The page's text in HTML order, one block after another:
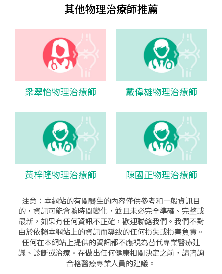
其他物理治療師推薦
梁翠怡物理治療師 戴偉雄物理治療師
黃梓隆物理治療師 陳國正物理治療師
注意：本網站的有關醫生的內容僅供參考和一般資訊目
的，資訊可能會隨時間變化，並且未必完全準確、完整或
最新，如果有任何資訊不正確，歡迎聯絡我們。我們不對
由於依賴本網站上的資訊而導致的任何損失或損害負責。
任何在本網站上提供的資訊都不應視為替代專業醫療建
議、診斷或治療。在做出任何健康相關決定之前，請咨詢
合格醫療專業人員的建議。